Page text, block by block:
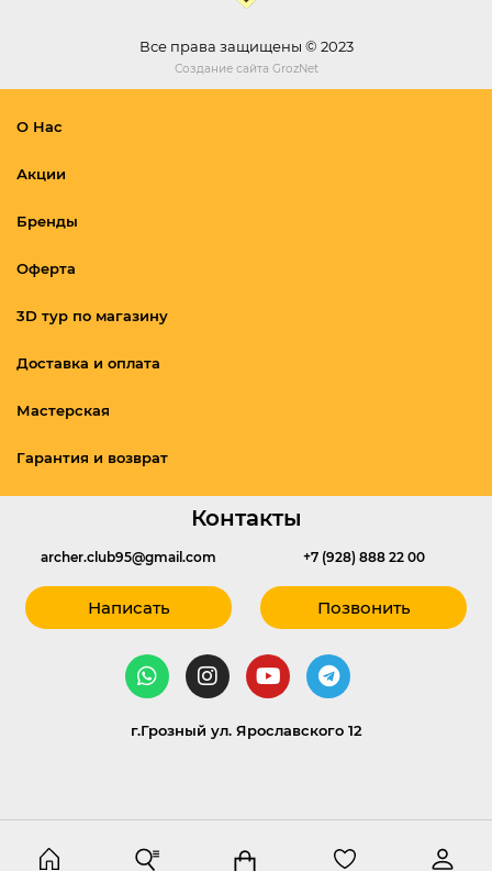
Все права защищены © 2023
Создание сайта GrozNet
О Нас
Акции
Бренды
Оферта
3D тур по магазину
Доставка и оплата
Мастерская
Гарантия и возврат
Контакты
archer.club95@gmail.com
Написать
+7 (928) 888 22 00
Позвонить
г.Грозный ул. Ярославского 12